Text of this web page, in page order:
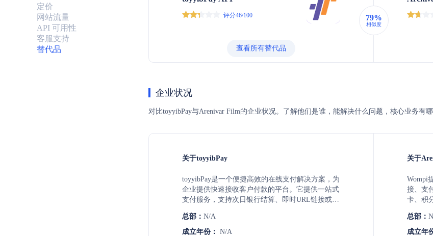
定价
网站流量
API 可用性
客服支持
替代品
评分46/100
查看所有替代品
79%
相似度
企业状况
对比toyyibPay与Arenivar Film的企业状况。了解他们是谁，能解决什么问题，核心业务
关于toyyibPay
toyyibPay是一个便捷高效的在线支付解决方案，为
企业提供快速接收客户付款的平台。它提供一站式
支付服务，支持次日银行结算、即时URL链接或
结算和预配置的分账服务。toyyibPay适用于各类企
业，包括非营利组织，并提供有竞争力的交易费
总部： N/A
成立年份： N/A
关于
Wompi
接、支
卡、积
码，便
总部：
成立年